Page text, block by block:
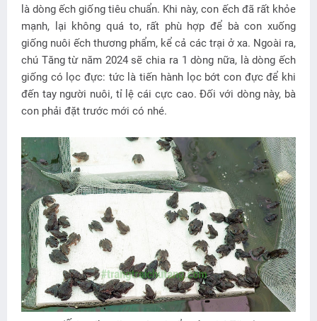
là dòng ếch giống tiêu chuẩn. Khi này, con ếch đã rất khỏe
mạnh, lại không quá to, rất phù hợp để bà con xuống
giống nuôi ếch thương phẩm, kể cả các trại ở xa. Ngoài ra,
chú Tăng từ năm 2024 sẽ chia ra 1 dòng nữa, là dòng ếch
giống có lọc đực: tức là tiến hành lọc bớt con đực để khi
đến tay người nuôi, tỉ lệ cái cực cao. Đối với dòng này, bà
con phải đặt trước mới có nhé.